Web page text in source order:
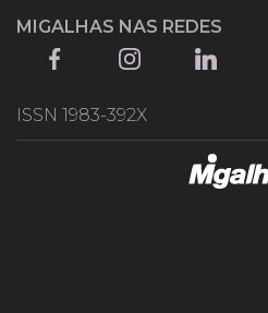
MIGALHAS NAS REDES
ISSN 1983-392X